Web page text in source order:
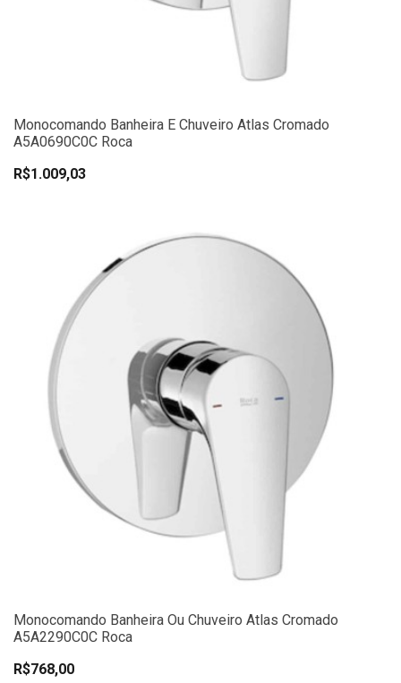
Monocomando Banheira E Chuveiro Atlas Cromado
A5A0690C0C Roca
R$1.009,03
Monocomando Banheira Ou Chuveiro Atlas Cromado
A5A2290C0C Roca
R$768,00